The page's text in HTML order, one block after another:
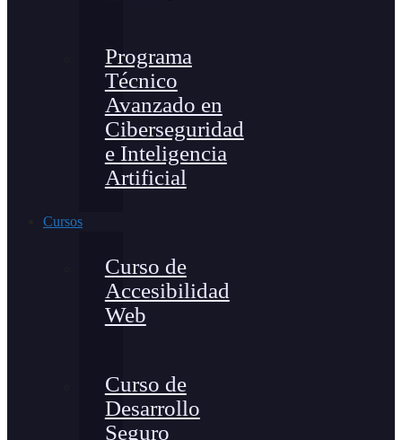
Programa
Técnico
Avanzado en
Ciberseguridad
e Inteligencia
Artificial
Cursos
Curso de
Accesibilidad
Web
Curso de
Desarrollo
Seguro